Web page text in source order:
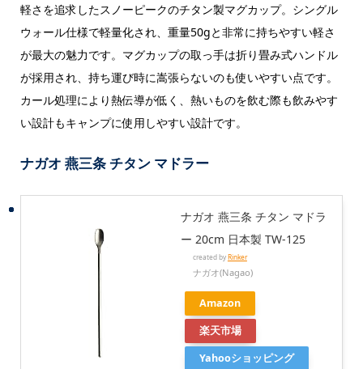
軽さを追求したスノーピークのチタン製マグカップ。シングル
ウォール仕様で軽量化され、重量50gと非常に持ちやすい軽さ
が最大の魅力です。マグカップの取っ手は折り畳み式ハンドル
が採用され、持ち運び時に嵩張らないのも使いやすい点です。
カール処理により熱伝導が低く、熱いものを飲む際も飲みやす
い設計もキャンプに使用しやすい設計です。
ナガオ 燕三条 チタン マドラー
ナガオ 燕三条 チタン マドラ
ー 20cm 日本製 TW-125
created byRinker
ナガオ(Nagao)
Amazon
楽天市場
Yahooショッピング